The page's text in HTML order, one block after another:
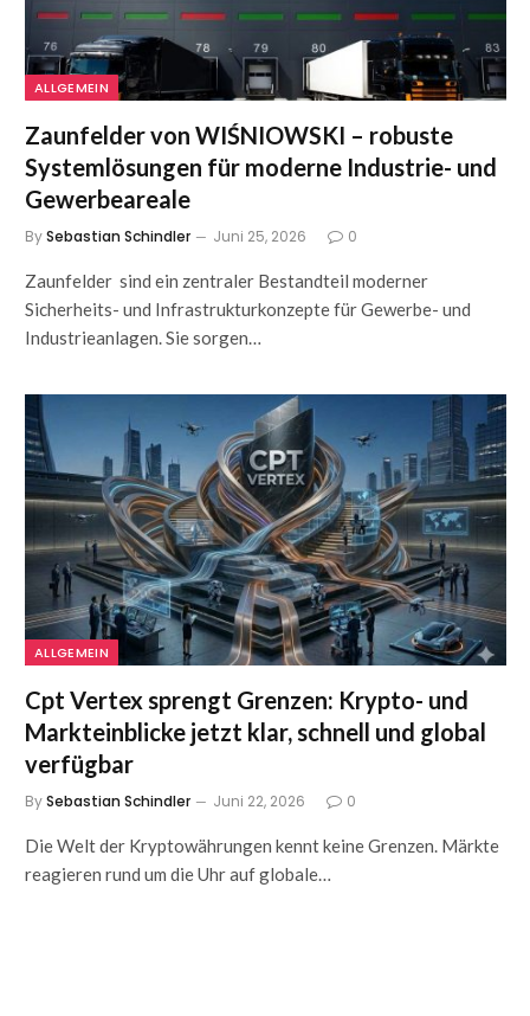
ALLGEMEIN
Zaunfelder von WIŚNIOWSKI – robuste
Systemlösungen für moderne Industrie- und
Gewerbeareale
BySebastian Schindler Juni 25, 2026 0
Zaunfelder sind ein zentraler Bestandteil moderner
Sicherheits- und Infrastrukturkonzepte für Gewerbe- und
Industrieanlagen. Sie sorgen…
ALLGEMEIN
Cpt Vertex sprengt Grenzen: Krypto- und
Markteinblicke jetzt klar, schnell und global
verfügbar
BySebastian Schindler Juni 22, 2026 0
Die Welt der Kryptowährungen kennt keine Grenzen. Märkte
reagieren rund um die Uhr auf globale…